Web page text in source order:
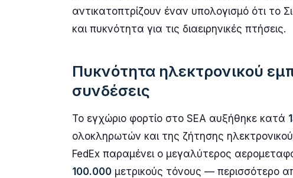
αντικατοπτρίζουν έναν υπολογισμό ότι το
και πυκνότητα για τις διαειρηνικές πτήσεις.
Πυκνότητα ηλεκτρονικού
συνδέσεις
Το εγχώριο φορτίο στο SEA αυξήθηκε κατά
ολοκληρωτών και της ζήτησης
FedEx παραμένει ο μεγαλύτερος
100.000 μετρικούς τόνους — περισσότερο